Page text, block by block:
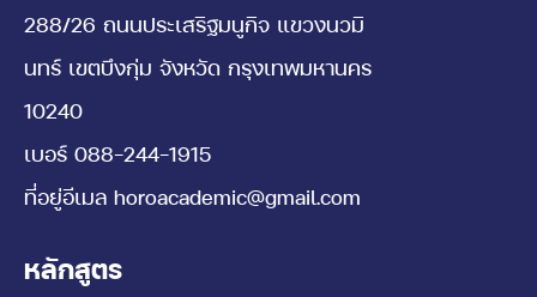
288/26 ถนนประเสริฐมนูกิจ แขวงนวมิ
นทร์ เขตบึงกุ่ม จังหวัด กรุงเทพมหานคร
10240
เบอร์ 088-244-1915
ที่อยู่อีเมล horoacademic@gmail.com
หลักสูตร